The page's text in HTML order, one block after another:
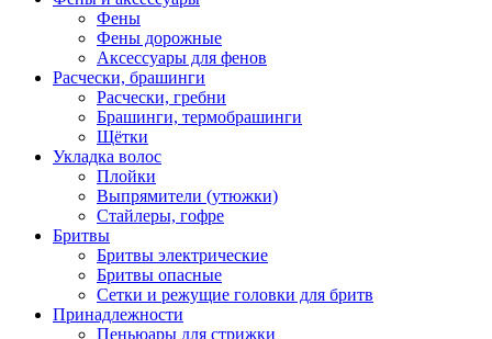
Фены
Фены дорожные
Аксессуары для фенов
Расчески, брашинги
Расчески, гребни
Брашинги, термобрашинги
Щётки
Укладка волос
Плойки
Выпрямители (утюжки)
Стайлеры, гофре
Бритвы
Бритвы электрические
Бритвы опасные
Сетки и режущие головки для бритв
Принадлежности
Пеньюары для стрижки